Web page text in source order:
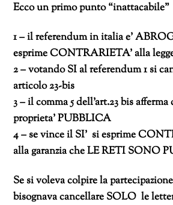
Ecco un primo punto “inattacabile”
1 – il referendum in italia e’
esprime CONTRARIETA’ alla
2 – votando SI al referendum 1 si
articolo 23-bis
3 – il comma 5 dell’art.23 bis
proprieta’ PUBBLICA
4 – se vince il SI’ si esprime
alla garanzia che LE RETI SONO
Se si voleva colpire la
bisognava cancellare SOLO le